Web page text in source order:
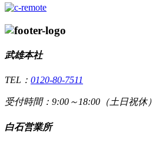
武雄本社
TEL： 0120-80-7511
受付時間：9:00～18:00（土日祝休）
白石営業所